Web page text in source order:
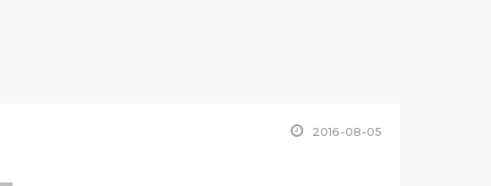
2016-08-05